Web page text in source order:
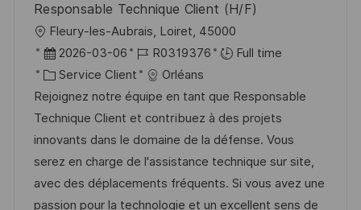
a
g
p
o
s
t
e
Responsable Technique Client (H/F)
o
c
a
l
i
s
a
t
Fleury-les-Aubrais, Loiret, 45000
D
a
t
e
d
’
a
f
2026-03-06
R
é
f
é
r
e
n
c
R0319376
Full time
C
a
t
é
g
o
r
Service Client
Orléans
Rejoignez notre équipe en tant que Responsable
Technique Client et contribuez à des projets
innovants dans le domaine de la défense. Vous
serez en charge de l'assistance technique sur site,
avec des déplacements fréquents. Si vous avez une
passion pour la technologie et un excellent sens de